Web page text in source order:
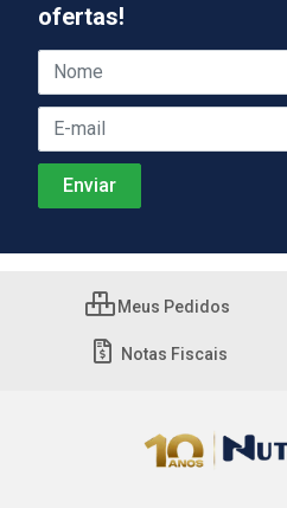
ofertas!
Meus Pedidos
Notas Fiscais